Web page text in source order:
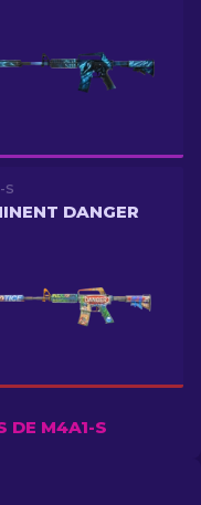
S
DANGER
DE M4A1-S